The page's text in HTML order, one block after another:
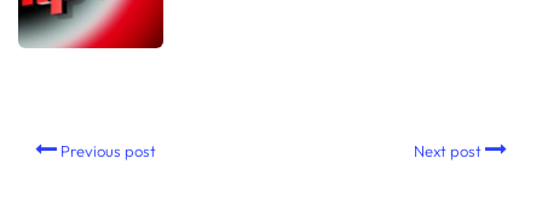
Previous post Next post